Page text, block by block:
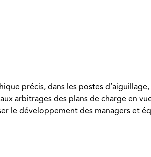
précis, dans les postes
arbitrages des plans de charge en
le développement des managers et